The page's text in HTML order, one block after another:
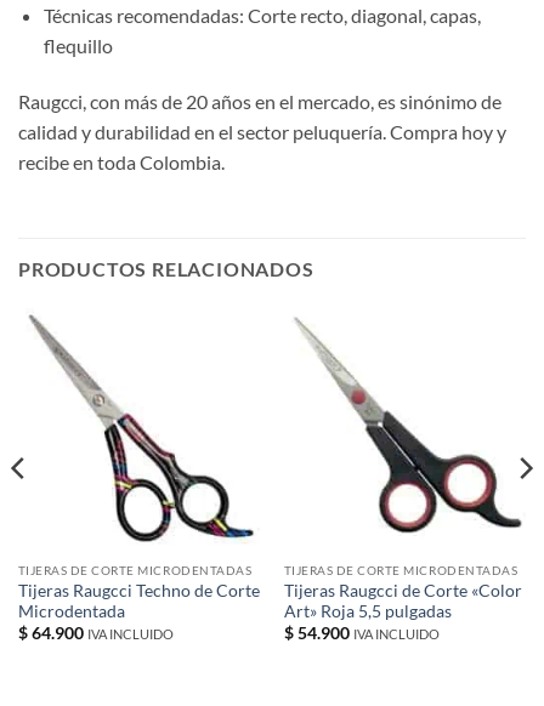
Técnicas recomendadas: Corte recto, diagonal, capas,
flequillo
Raugcci, con más de 20 años en el mercado, es sinónimo de
calidad y durabilidad en el sector peluquería. Compra hoy y
recibe en toda Colombia.
PRODUCTOS RELACIONADOS
TIJERAS DE CORTE MICRODENTADAS
Tijeras Raugcci Techno de Corte
Microdentada
$64.900 IVA INCLUIDO
TIJERAS DE CORTE MICRODENTADAS
Tijeras Raugcci de Corte «Color
Art» Roja 5,5 pulgadas
$54.900 IVA INCLUIDO